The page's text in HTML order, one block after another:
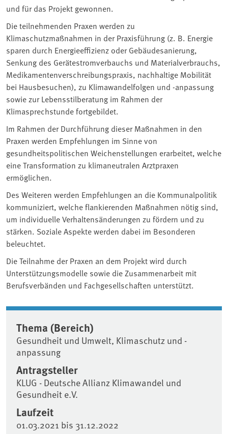
und für das Projekt gewonnen.
Die teilnehmenden Praxen werden zu
Klimaschutzmaßnahmen in der Praxisführung (z. B. Energie
sparen durch Energieeffizienz oder Gebäudesanierung,
Senkung des Gerätestromverbauchs und Materialverbrauchs,
Medikamentenverschreibungspraxis, nachhaltige Mobilität
bei Hausbesuchen), zu Klimawandelfolgen und -anpassung
sowie zur Lebensstilberatung im Rahmen der
Klimasprechstunde fortgebildet.
Im Rahmen der Durchführung dieser Maßnahmen in den
Praxen werden Empfehlungen im Sinne von
gesundheitspolitischen Weichenstellungen erarbeitet, welche
eine Transformation zu klimaneutralen Arztpraxen
ermöglichen.
Des Weiteren werden Empfehlungen an die Kommunalpolitik
kommuniziert, welche flankierenden Maßnahmen nötig sind,
um individuelle Verhaltensänderungen zu fördern und zu
stärken. Soziale Aspekte werden dabei im Besonderen
beleuchtet.
Die Teilnahme der Praxen an dem Projekt wird durch
Unterstützungsmodelle sowie die Zusammenarbeit mit
Berufsverbänden und Fachgesellschaften unterstützt.
Thema (Bereich)
Gesundheit und Umwelt, Klimaschutz und -
anpassung
Antragsteller
KLUG - Deutsche Allianz Klimawandel und
Gesundheit e.V.
Laufzeit
01.03.2021 bis 31.12.2022